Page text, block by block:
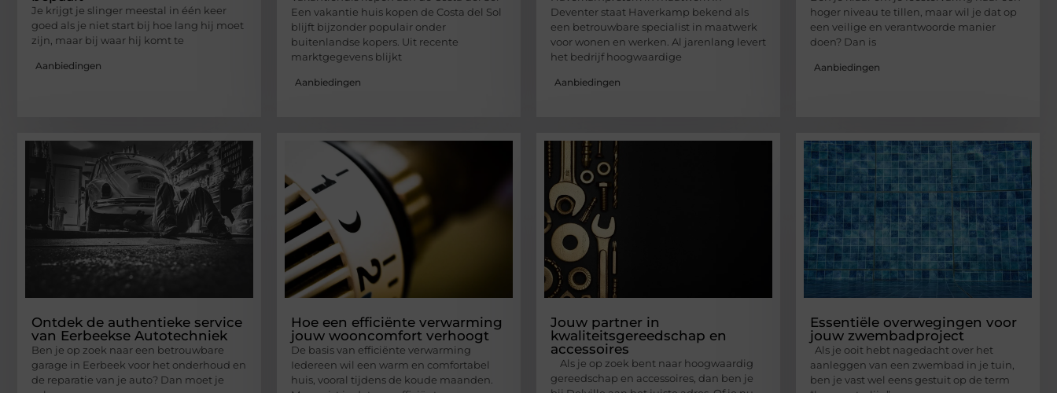
Je krijgt je slinger meestal in één keer
goed als je niet start bij hoe lang hij moet
zijn, maar bij waar hij komt te
Aanbiedingen
Een vakantie huis kopen de Costa del Sol
blijft bijzonder populair onder
buitenlandse kopers. Uit recente
marktgegevens blijkt
Aanbiedingen
Deventer staat Haverkamp bekend als
een betrouwbare specialist in maatwerk
voor wonen en werken. Al jarenlang levert
het bedrijf hoogwaardige
Aanbiedingen
hoger niveau te tillen, maar wil je dat op
een veilige en verantwoorde manier
doen? Dan is
Aanbiedingen
Ontdek de authentieke service
van Eerbeekse Autotechniek
Ben je op zoek naar een betrouwbare
garage in Eerbeek voor het onderhoud en
de reparatie van je auto? Dan moet je
Hoe een efficiënte verwarming
jouw wooncomfort verhoogt
De basis van efficiënte verwarming
Iedereen wil een warm en comfortabel
huis, vooral tijdens de koude maanden.
Jouw partner in
kwaliteitsgereedschap en
accessoires
Als je op zoek bent naar hoogwaardig
gereedschap en accessoires, dan ben je
Essentiële overwegingen voor
jouw zwembadproject
Als je ooit hebt nagedacht over het
aanleggen van een zwembad in je tuin,
ben je vast wel eens gestuit op de term